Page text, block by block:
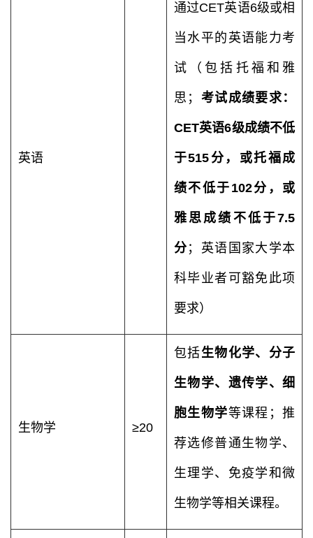
英语
通过CET英语6级或相
当水平的英语能力考
试（包括托福和雅
思； 考试成绩要求：
CET英语6级成绩不低
于515分，或托福成
绩不低于102分，或
雅思成绩不低于7.5
分 ；英语国家大学本
科毕业者可豁免此项
要求）
生物学 ≥20
包括生物化学、分子
生物学、遗传学、细
胞生物学等课程；推
荐选修普通生物学、
生理学、免疫学和微
生物学等相关课程。